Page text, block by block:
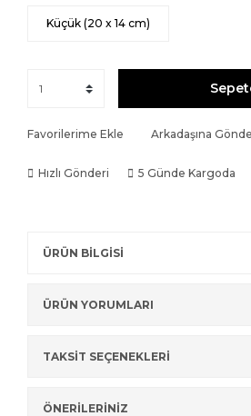
Küçük (20 x 14 cm)
Favorilerime Ekle Arkadaşına
Hızlı Gönderi 5 Günde Kargoda
ÜRÜN BİLGİSİ
ÜRÜN YORUMLARI
TAKSİT SEÇENEKLERİ
ÖNERİLERİNİZ